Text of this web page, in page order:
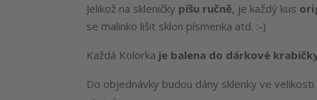
Jelikož na skleničky píšu ručně, je každý kus
se malinko lišit sklon písmenka atd. :-)
Každá Kolorka je balena do dárkové
Do objednávky budou dány sklenky ve